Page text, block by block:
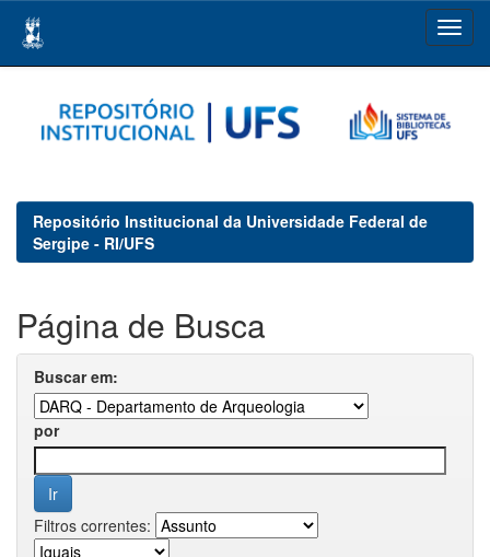
navigation
Repositório Institucional da Universidade Federal de
Sergipe - RI/UFS
Página de Busca
Buscar em:
por
Filtros correntes: